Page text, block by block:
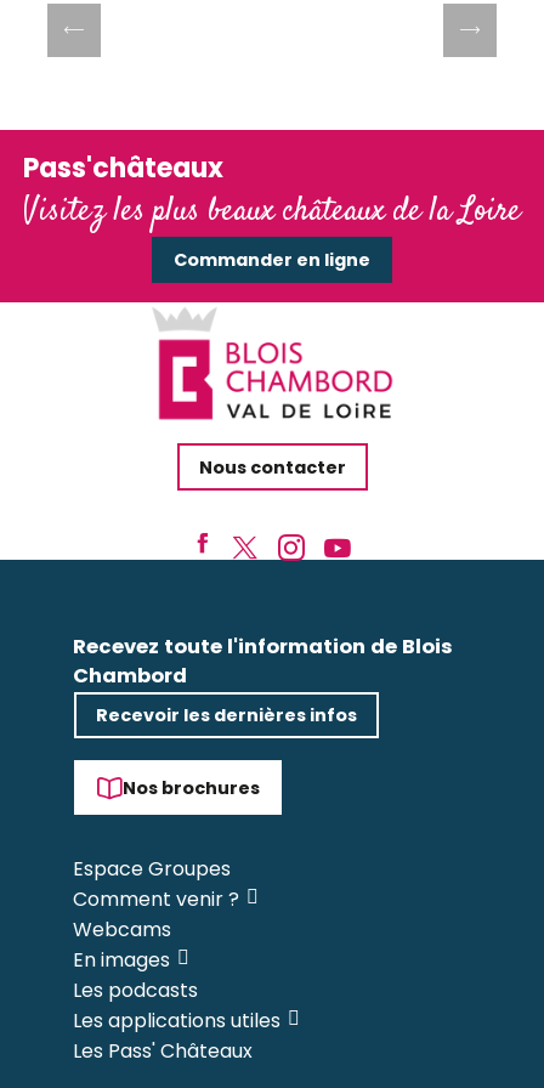
Pass'châteaux
Visitez les plus beaux châteaux de la Loire
Commander en ligne
Nous contacter
Recevez toute l'information de Blois
Chambord
Recevoir les dernières infos
Nos brochures
Espace Groupes
Comment venir ?
Webcams
En images
Les podcasts
Les applications utiles
Les Pass' Châteaux